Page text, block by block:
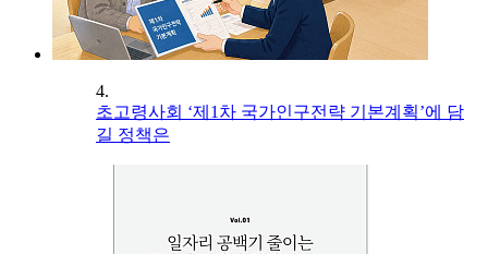
4.
초고령사회 ‘제1차 국가인구전략 기본계획’에 담
길 정책은